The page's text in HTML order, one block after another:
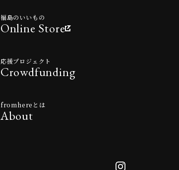
福島のいいもの
Online Store
応援プロジェクト
Crowdfunding
fromhereとは
About